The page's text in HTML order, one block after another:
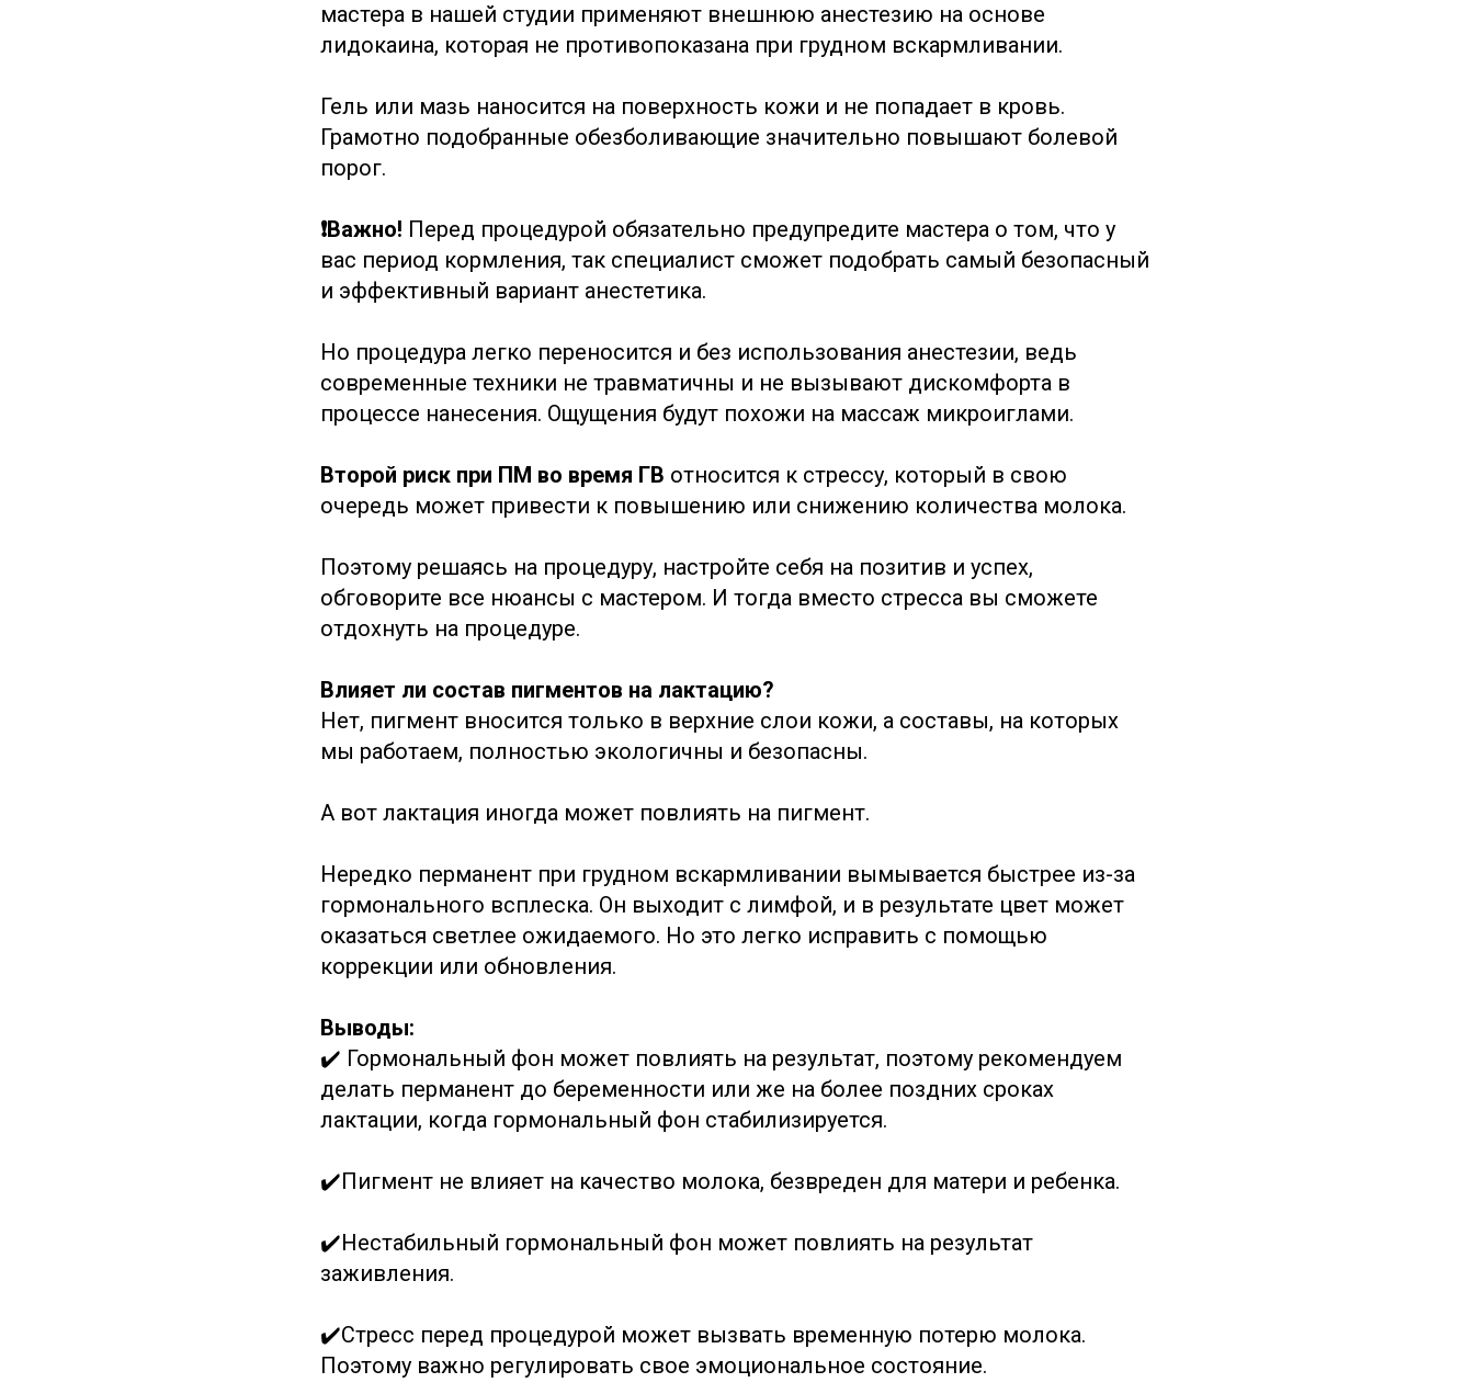
мастера в нашей студии применяют внешнюю анестезию на основе
лидокаина, которая не противопоказана при грудном вскармливании.
Гель или мазь наносится на поверхность кожи и не попадает в кровь.
Грамотно подобранные обезболивающие значительно повышают болевой
порог.
❗️Важно! Перед процедурой обязательно предупредите мастера о том, что у
вас период кормления, так специалист сможет подобрать самый безопасный
и эффективный вариант анестетика.
Но процедура легко переносится и без использования анестезии, ведь
современные техники не травматичны и не вызывают дискомфорта в
процессе нанесения. Ощущения будут похожи на массаж микроиглами.
Второй риск при ПМ во время ГВ относится к стрессу, который в свою
очередь может привести к повышению или снижению количества молока.
Поэтому решаясь на процедуру, настройте себя на позитив и успех,
обговорите все нюансы с мастером. И тогда вместо стресса вы сможете
отдохнуть на процедуре.
Влияет ли состав пигментов на лактацию?
Нет, пигмент вносится только в верхние слои кожи, а составы, на которых
мы работаем, полностью экологичны и безопасны.
А вот лактация иногда может повлиять на пигмент.
Нередко перманент при грудном вскармливании вымывается быстрее из-за
гормонального всплеска. Он выходит с лимфой, и в результате цвет может
оказаться светлее ожидаемого. Но это легко исправить с помощью
коррекции или обновления.
Выводы:
✔️ Гормональный фон может повлиять на результат, поэтому рекомендуем
делать перманент до беременности или же на более поздних сроках
лактации, когда гормональный фон стабилизируется.
✔️Пигмент не влияет на качество молока, безвреден для матери и ребенка.
✔️Нестабильный гормональный фон может повлиять на результат
заживления.
✔️Стресс перед процедурой может вызвать временную потерю молока.
Поэтому важно регулировать свое эмоциональное состояние.